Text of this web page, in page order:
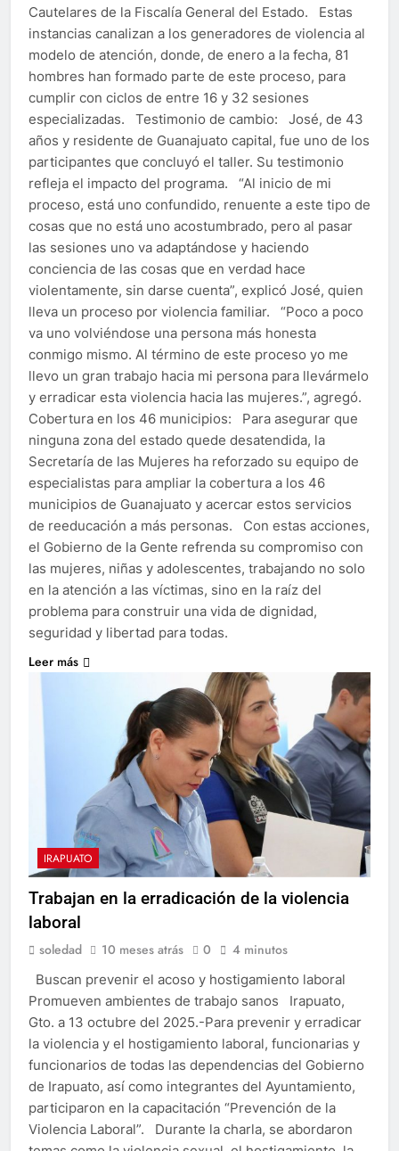
Cautelares de la Fiscalía General del Estado. Estas
instancias canalizan a los generadores de violencia al
modelo de atención, donde, de enero a la fecha, 81
hombres han formado parte de este proceso, para
cumplir con ciclos de entre 16 y 32 sesiones
especializadas. Testimonio de cambio: José, de 43
años y residente de Guanajuato capital, fue uno de los
participantes que concluyó el taller. Su testimonio
refleja el impacto del programa. “Al inicio de mi
proceso, está uno confundido, renuente a este tipo de
cosas que no está uno acostumbrado, pero al pasar
las sesiones uno va adaptándose y haciendo
conciencia de las cosas que en verdad hace
violentamente, sin darse cuenta”, explicó José, quien
lleva un proceso por violencia familiar. “Poco a poco
va uno volviéndose una persona más honesta
conmigo mismo. Al término de este proceso yo me
llevo un gran trabajo hacia mi persona para llevármelo
y erradicar esta violencia hacia las mujeres.”, agregó.
Cobertura en los 46 municipios: Para asegurar que
ninguna zona del estado quede desatendida, la
Secretaría de las Mujeres ha reforzado su equipo de
especialistas para ampliar la cobertura a los 46
municipios de Guanajuato y acercar estos servicios
de reeducación a más personas. Con estas acciones,
el Gobierno de la Gente refrenda su compromiso con
las mujeres, niñas y adolescentes, trabajando no solo
en la atención a las víctimas, sino en la raíz del
problema para construir una vida de dignidad,
seguridad y libertad para todas.
Leer más
IRAPUATO
Trabajan en la erradicación de la violencia
laboral
soledad 10 meses atrás 0 4 minutos
Buscan prevenir el acoso y hostigamiento laboral
Promueven ambientes de trabajo sanos Irapuato,
Gto. a 13 octubre del 2025.-Para prevenir y erradicar
la violencia y el hostigamiento laboral, funcionarias y
funcionarios de todas las dependencias del Gobierno
de Irapuato, así como integrantes del Ayuntamiento,
participaron en la capacitación “Prevención de la
Violencia Laboral”. Durante la charla, se abordaron